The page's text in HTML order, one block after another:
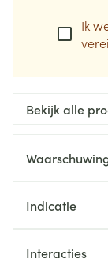
Ik
Bekijk alle
Indicatie
Interacties